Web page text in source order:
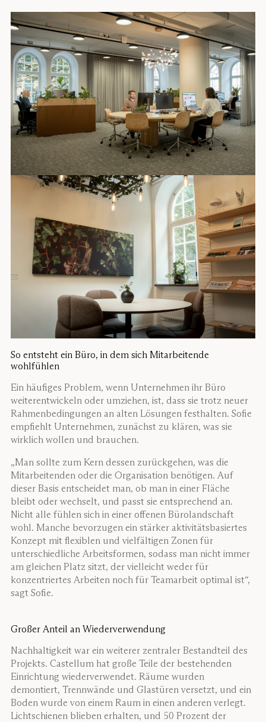
So entsteht ein Büro, in dem sich Mitarbeitende
wohlfühlen
Ein häufiges Problem, wenn Unternehmen ihr Büro
weiterentwickeln oder umziehen, ist, dass sie trotz neuer
Rahmenbedingungen an alten Lösungen festhalten. Sofie
empfiehlt Unternehmen, zunächst zu klären, was sie
wirklich wollen und brauchen.
„Man sollte zum Kern dessen zurückgehen, was die
Mitarbeitenden oder die Organisation benötigen. Auf
dieser Basis entscheidet man, ob man in einer Fläche
bleibt oder wechselt, und passt sie entsprechend an.
Nicht alle fühlen sich in einer offenen Bürolandschaft
wohl. Manche bevorzugen ein stärker aktivitätsbasiertes
Konzept mit flexiblen und vielfältigen Zonen für
unterschiedliche Arbeitsformen, sodass man nicht immer
am gleichen Platz sitzt, der vielleicht weder für
konzentriertes Arbeiten noch für Teamarbeit optimal ist“,
sagt Sofie.
Großer Anteil an Wiederverwendung
Nachhaltigkeit war ein weiterer zentraler Bestandteil des
Projekts. Castellum hat große Teile der bestehenden
Einrichtung wiederverwendet. Räume wurden
demontiert, Trennwände und Glastüren versetzt, und ein
Boden wurde von einem Raum in einen anderen verlegt.
Lichtschienen blieben erhalten, und 50 Prozent der